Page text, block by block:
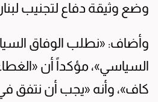
وضع وثيقة دفاع لتجنيب
وأضاف: «نطلب الوفاق
السياسي»، مؤكداً أن
كاف»، وأنه «يجب أن نتفق